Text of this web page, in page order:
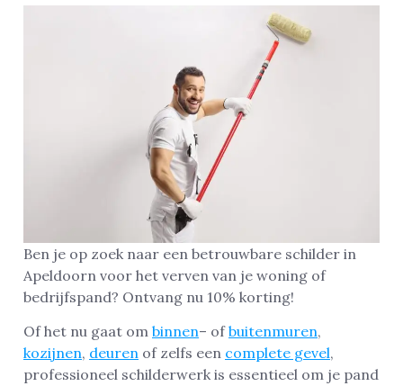
Ben je op zoek naar een betrouwbare schilder in
Apeldoorn voor het verven van je woning of
bedrijfspand? Ontvang nu 10% korting!
Of het nu gaat om binnen– ofbuitenmuren,
kozijnen, deuren of zelfs een complete gevel,
professioneel schilderwerk is essentieel om je pand